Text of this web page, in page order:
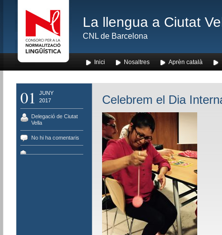
La llengua a Ciutat
CNL de Barcelona
Inici Nosaltres Aprèn català
01
JUNY
2017
Delegació de Ciutat
Vella
No hi ha comentaris
Celebrem el Dia